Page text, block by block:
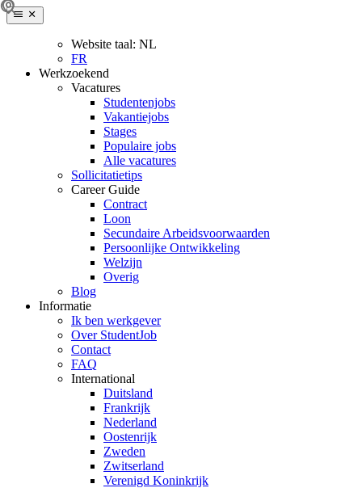
Website taal: NL
FR
Werkzoekend
Vacatures
Studentenjobs
Vakantiejobs
Stages
Populaire jobs
Alle vacatures
Sollicitatietips
Career Guide
Contract
Loon
Secundaire Arbeidsvoorwaarden
Persoonlijke Ontwikkeling
Welzijn
Overig
Blog
Informatie
Ik ben werkgever
Over StudentJob
Contact
FAQ
International
Duitsland
Frankrijk
Nederland
Oostenrijk
Zweden
Zwitserland
Verenigd Koninkrijk